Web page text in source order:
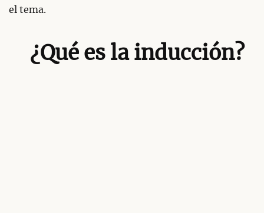
el tema.
¿Qué es la inducción?